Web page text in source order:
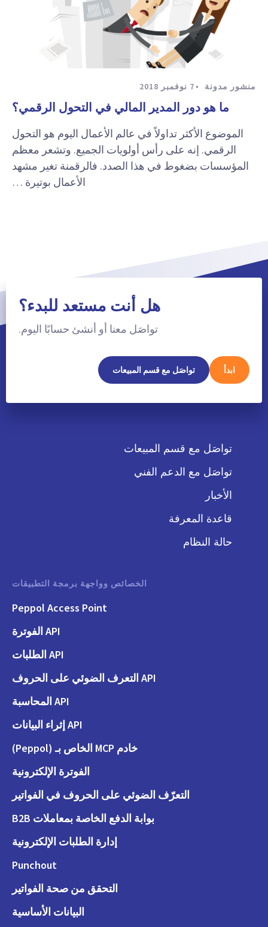
منشور مدونة 7 نوفمبر 2018
ما هو دور المدير المالي في التحول الرقمي؟
الموضوع الأكثر تداولاً في عالم الأعمال اليوم هو التحول
الرقمي. إنه على رأس أولويات الجميع. وتشعر معظم
المؤسسات بضغوط في هذا الصدد. فالرقمنة تغير مشهد
الأعمال بوتيرة …
هل أنت مستعد للبدء؟
تواصَل معنا أو أنشئ حسابًا اليوم.
ابدأ تواصَل مع قسم المبيعات
تواصَل مع قسم المبيعات
تواصَل مع الدعم الفني
الأخبار
قاعدة المعرفة
حالة النظام
الخصائص وواجهة برمجة التطبيقات
Peppol Access Point
API الفوترة
API الطلبات
API التعرف الضوئي على الحروف
API المحاسبة
API إثراء البيانات
خادم MCP الخاص بـ (Peppol)
الفوترة الإلكترونية
التعرّف الضوئي على الحروف في الفواتير
بوابة الدفع الخاصة بمعاملات B2B
إدارة الطلبات الإلكترونية
Punchout
التحقق من صحة الفواتير
البيانات الأساسية